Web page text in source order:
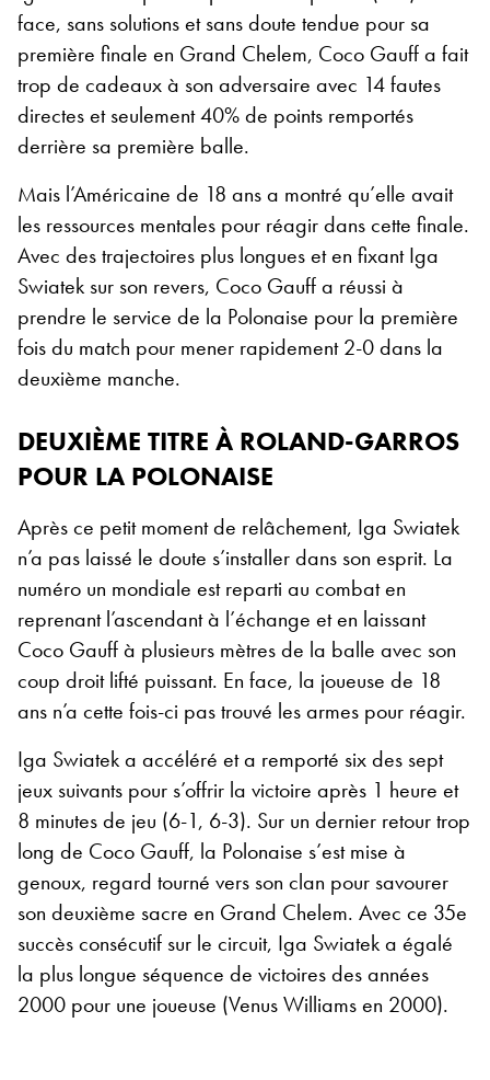
face, sans solutions et sans doute tendue pour sa
première finale en Grand Chelem, Coco Gauff a fait
trop de cadeaux à son adversaire avec 14 fautes
directes et seulement 40% de points remportés
derrière sa première balle.
Mais l’Américaine de 18 ans a montré qu’elle avait
les ressources mentales pour réagir dans cette finale.
Avec des trajectoires plus longues et en fixant Iga
Swiatek sur son revers, Coco Gauff a réussi à
prendre le service de la Polonaise pour la première
fois du match pour mener rapidement 2-0 dans la
deuxième manche.
DEUXIÈME TITRE À ROLAND-GARROS
POUR LA POLONAISE
Après ce petit moment de relâchement, Iga Swiatek
n’a pas laissé le doute s’installer dans son esprit. La
numéro un mondiale est reparti au combat en
reprenant l’ascendant à l’échange et en laissant
Coco Gauff à plusieurs mètres de la balle avec son
coup droit lifté puissant. En face, la joueuse de 18
ans n’a cette fois-ci pas trouvé les armes pour réagir.
Iga Swiatek a accéléré et a remporté six des sept
jeux suivants pour s’offrir la victoire après 1 heure et
8 minutes de jeu (6-1, 6-3). Sur un dernier retour trop
long de Coco Gauff, la Polonaise s’est mise à
genoux, regard tourné vers son clan pour savourer
son deuxième sacre en Grand Chelem. Avec ce 35e
succès consécutif sur le circuit, Iga Swiatek a égalé
la plus longue séquence de victoires des années
2000 pour une joueuse (Venus Williams en 2000).